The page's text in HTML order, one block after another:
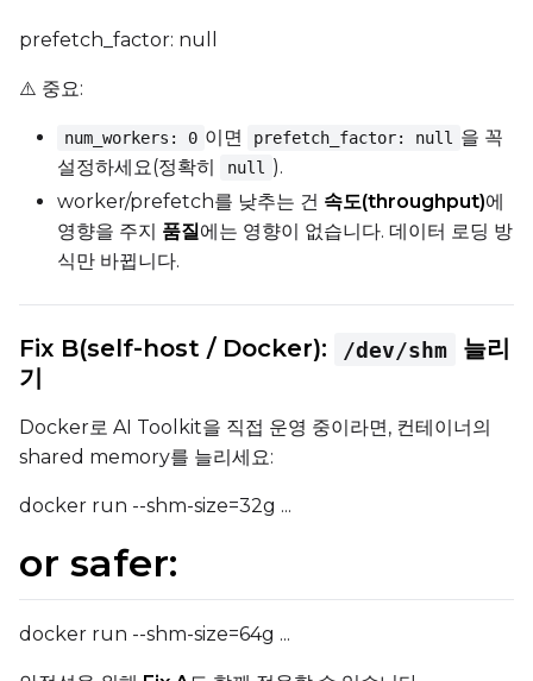
prefetch_factor: null
⚠️ 중요:
num_workers: 0 이면 prefetch_factor: null 을 꼭
설정하세요(정확히
null ).
worker/prefetch를 낮추는 건 속도(throughput)에
영향을 주지 품질에는 영향이 없습니다. 데이터 로딩 방
식만 바뀝니다.
Fix B(self-host / Docker): /dev/shm
늘리
기
Docker로 AI Toolkit을 직접 운영 중이라면, 컨테이너의
shared memory를 늘리세요:
docker run --shm-size=32g ...
or safer:
docker run --shm-size=64g ...